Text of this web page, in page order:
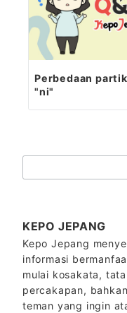
Perbedaan
"ni"
索：
KEPO JEPANG
Kepo Jepang
informasi
mulai kosakata,
percakapan,
teman yang ingin